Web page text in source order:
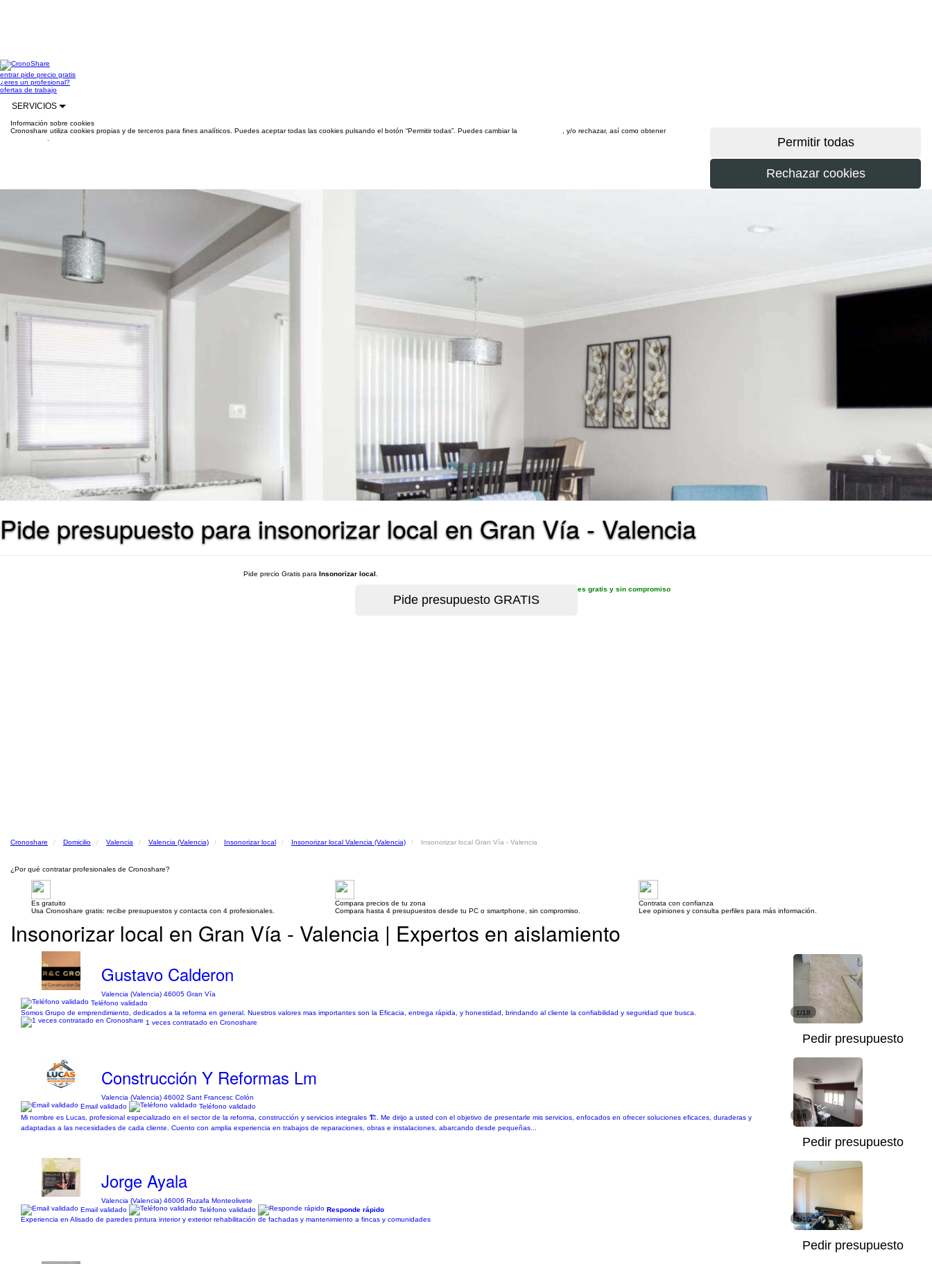
entrarpide precio gratis
¿eres un profesional?
ofertas de trabajo
SERVICIOS
Información sobre cookies
Cronoshare utiliza cookies propias y de terceros para fines analíticos. Puedes aceptar todas las cookies pulsando el botón “Permitir todas”. Puedes cambiar la
, y/o rechazar, así como obtener
Pide presupuesto para insonorizar local en Gran Vía - Valencia
Pide precio Gratis para Insonorizar local
es gratis y sin compromiso
Cronoshare Domicilio Valencia Valencia (Valencia) Insonorizar local Insonorizar local Valencia (Valencia) Insonorizar local Gran Vía - Valencia
¿Por qué contratar profesionales de Cronoshare?
Es gratuito
Usa Cronoshare gratis: recibe presupuestos y contacta con 4 profesionales.
Compara precios de tu zona
Compara hasta 4 presupuestos desde tu PC o smartphone, sin compromiso.
Contrata con confianza
Lee opiniones y consulta perfiles para más información.
Insonorizar local en Gran Vía - Valencia | Expertos en aislamiento
Gustavo Calderon
Valencia (Valencia) 46005 Gran Vía
Teléfono validado
Somos Grupo de emprendimiento, dedicados a la reforma en general. Nuestros valores mas importantes son la Eficacia, entrega rápida, y honestidad, brindando al cliente la confiabilidad y seguridad que busca.
1 veces contratado en Cronoshare
1/18
Pedir presupuesto
Construcción Y Reformas Lm
Valencia (Valencia) 46002 Sant Francesc Colón
Email validado
Teléfono validado
Mi nombre es Lucas, profesional especializado en el sector de la reforma, construcción y servicios integrales 🏗️. Me dirijo a usted con el objetivo de presentarle mis servicios, enfocados en ofrecer soluciones eficaces, duraderas y
adaptadas a las necesidades de cada cliente. Cuento con amplia experiencia en trabajos de reparaciones, obras e instalaciones, abarcando desde pequeñas...
1/6
Pedir presupuesto
Jorge Ayala
Valencia (Valencia) 46006 Ruzafa Monteolivete
Email validado
Teléfono validado
Responde rápido
Experiencia en Alisado de paredes pintura interior y exterior rehabilitación de fachadas y mantenimiento a fincas y comunidades
1/10
Pedir presupuesto